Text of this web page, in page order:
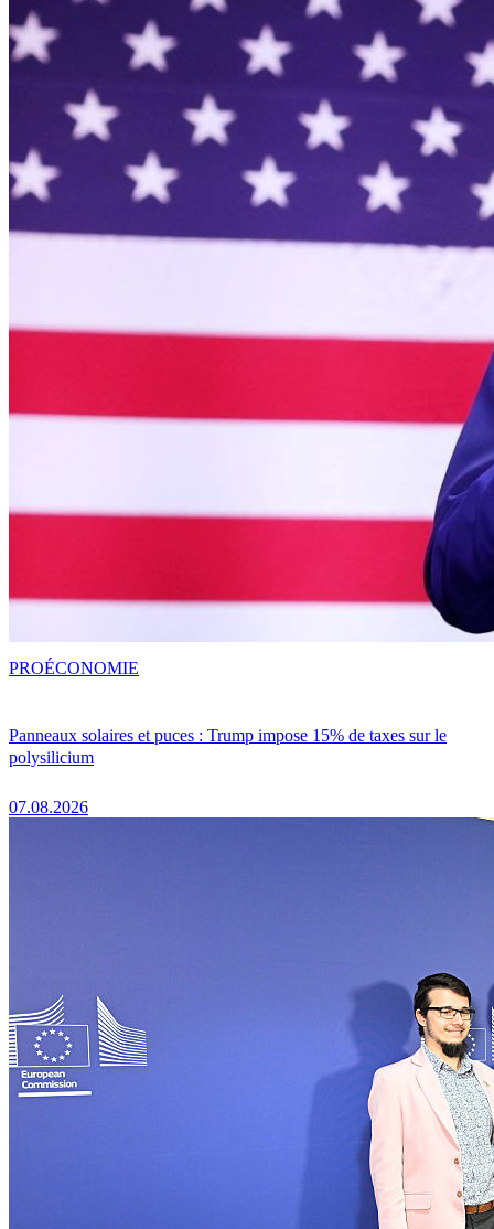
Panneaux solaires et puces : Trump impose 15% de taxes sur le
polysilicium
07.08.2026
PROÉCONOMIE